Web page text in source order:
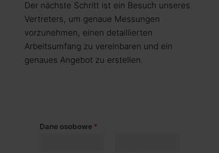
Der nächste Schritt ist ein Besuch unseres
Vertreters, um genaue Messungen
vorzunehmen, einen detaillierten
Arbeitsumfang zu vereinbaren und ein
genaues Angebot zu erstellen.
Dane osobowe *